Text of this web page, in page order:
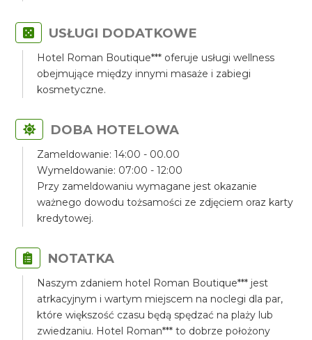
USŁUGI DODATKOWE
Hotel Roman Boutique*** oferuje usługi wellness
obejmujące między innymi masaże i zabiegi
kosmetyczne.
DOBA HOTELOWA
Zameldowanie: 14:00 - 00.00
Wymeldowanie: 07:00 - 12:00
Przy zameldowaniu wymagane jest okazanie
ważnego dowodu tożsamości ze zdjęciem oraz karty
kredytowej.
NOTATKA
Naszym zdaniem hotel Roman Boutique*** jest
atrkacyjnym i wartym miejscem na noclegi dla par,
które większość czasu będą spędzać na plaży lub
zwiedzaniu. Hotel Roman*** to dobrze położony